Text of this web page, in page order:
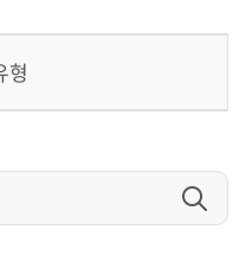
형